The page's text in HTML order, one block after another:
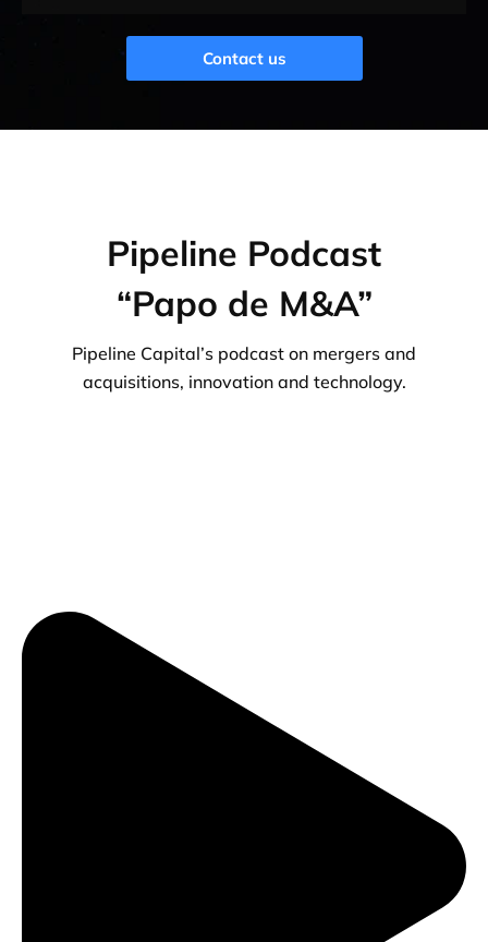
Contact us
Pipeline Podcast
“Papo de M&A”
Pipeline Capital’s podcast on mergers and
acquisitions, innovation and technology.